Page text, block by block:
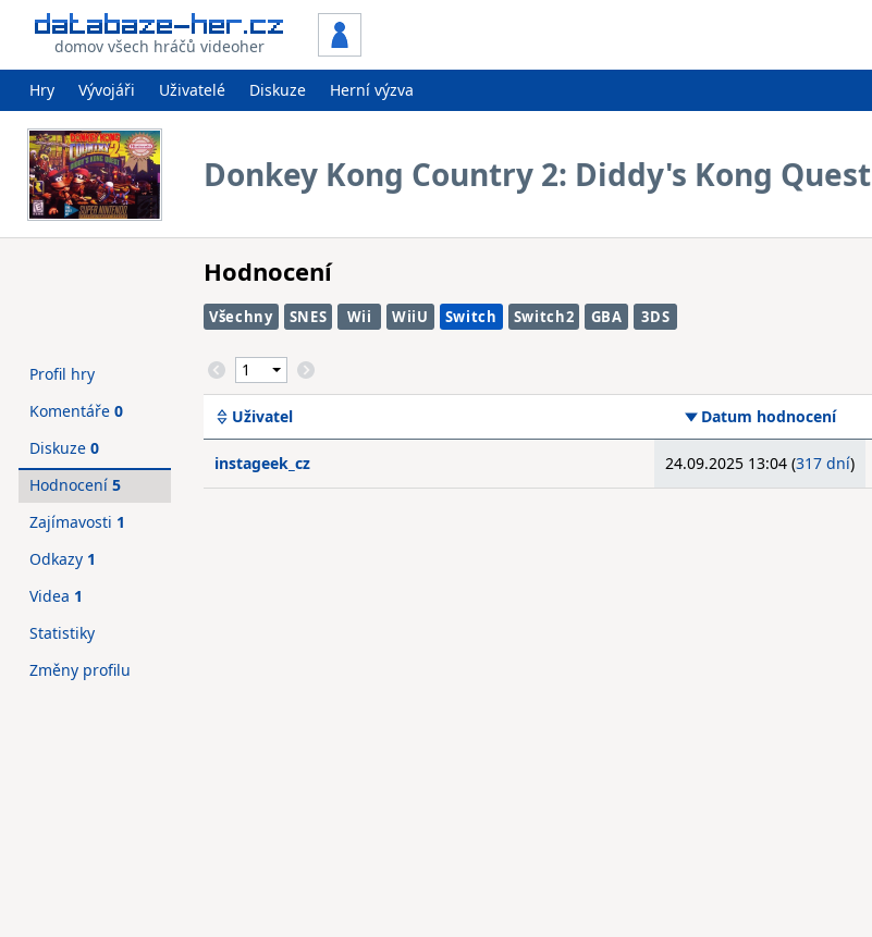
domov všech hráčů videoher
Hry Vývojáři Uživatelé Diskuze Herní výzva
Donkey Kong Country 2: Diddy's Kong Quest
Hodnocení
Všechny SNES Wii WiiU Switch Switch2 GBA 3DS
Uživatel Datum hodnocení
instageek_cz 24.09.2025 13:04 (317 dní)
Profil hry
Komentáře 0
Diskuze 0
Hodnocení 5
Zajímavosti 1
Odkazy 1
Videa 1
Statistiky
Změny profilu